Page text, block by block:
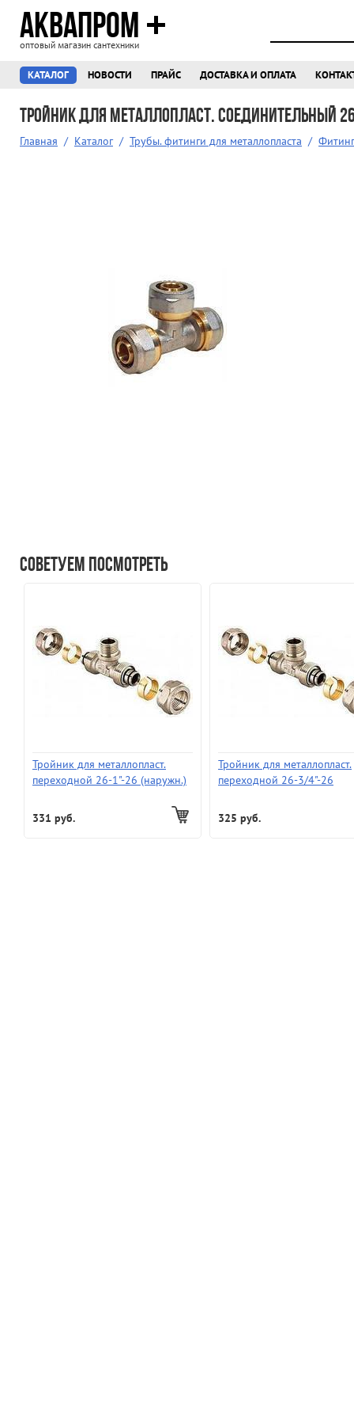
АКВАПРОМ
оптовый магазин сантехники
КАТАЛОГ НОВОСТИ ПРАЙС ДОСТАВКА И ОПЛАТА
Тройник для металлопласт. соединительный
Главная / Каталог / Трубы. фитинги для металлопласта /
Советуем посмотреть
Тройник для металлопласт.
переходной 26-1"-26 (наружн.)
331 руб.
Тройник для металлопласт.
переходной 26-3/4"-26
325 руб.